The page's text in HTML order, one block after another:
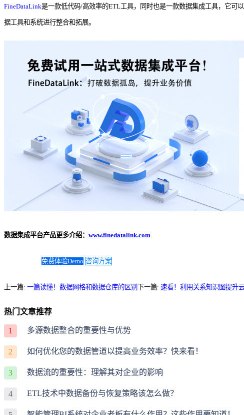
FineDataLink是一款低代码/高效率的ETL工具，同时也是一款数据集成工具，它可
据工具和系统进行整合和拓展。
数据集成平台产品更多介绍： www.finedatalink.com
免费体验Demo 咨询方案
上一篇: 一篇读懂！数据网格和数据仓库的区别 下一篇: 速看！利用关系知识图提升
热门文章推荐
1 多源数据整合的重要性与优势
2 如何优化您的数据管道以提高业务效率？快来看！
3 数据流的重要性：理解其对企业的影响
4 ETL技术中数据备份与恢复策略该怎么做？